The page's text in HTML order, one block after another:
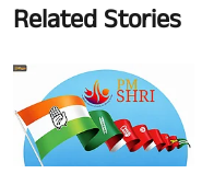
Related Stories